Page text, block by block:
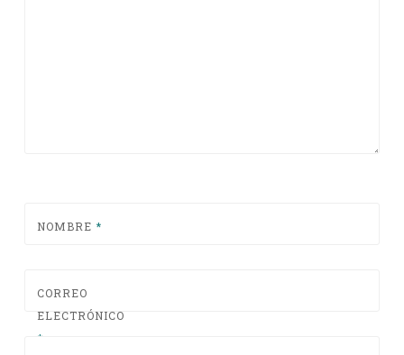
NOMBRE *
CORREO
ELECTRÓNICO
*